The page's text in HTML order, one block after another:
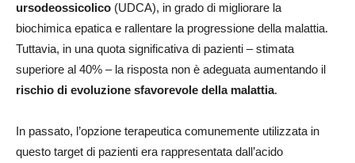
ursodeossicolico (UDCA), in grado di migliorare la
biochimica epatica e rallentare la progressione della malattia.
Tuttavia, in una quota significativa di pazienti – stimata
superiore al 40% – la risposta non è adeguata aumentando il
rischio di evoluzione sfavorevole della malattia.
In passato, l’opzione terapeutica comunemente utilizzata in
questo target di pazienti era rappresentata dall’acido